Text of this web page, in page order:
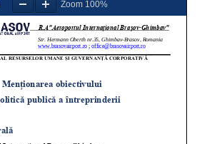
Zoom 100%